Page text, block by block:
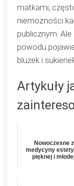
matkami,
niemożności
publicznym.
powodu
bluzek i
Artykuły
Nowoczesne
medycyny
pięknej i